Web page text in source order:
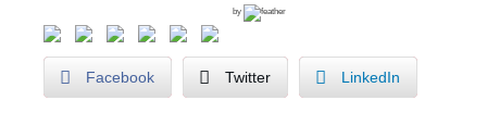
by
Facebook Twitter LinkedIn